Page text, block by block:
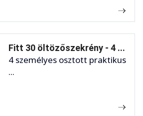
Fitt 30 öltözőszekrény - 4 ...
4 személyes osztott praktikus
...